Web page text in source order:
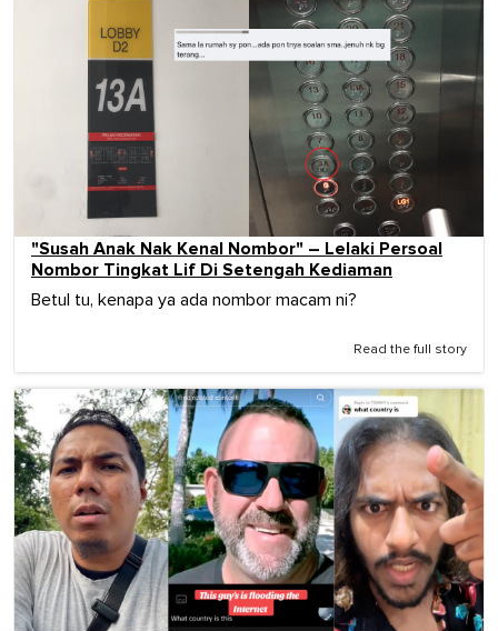
"Susah Anak Nak Kenal Nombor" – Lelaki Persoal
Nombor Tingkat Lif Di Setengah Kediaman
Betul tu, kenapa ya ada nombor macam ni?
Read the full story